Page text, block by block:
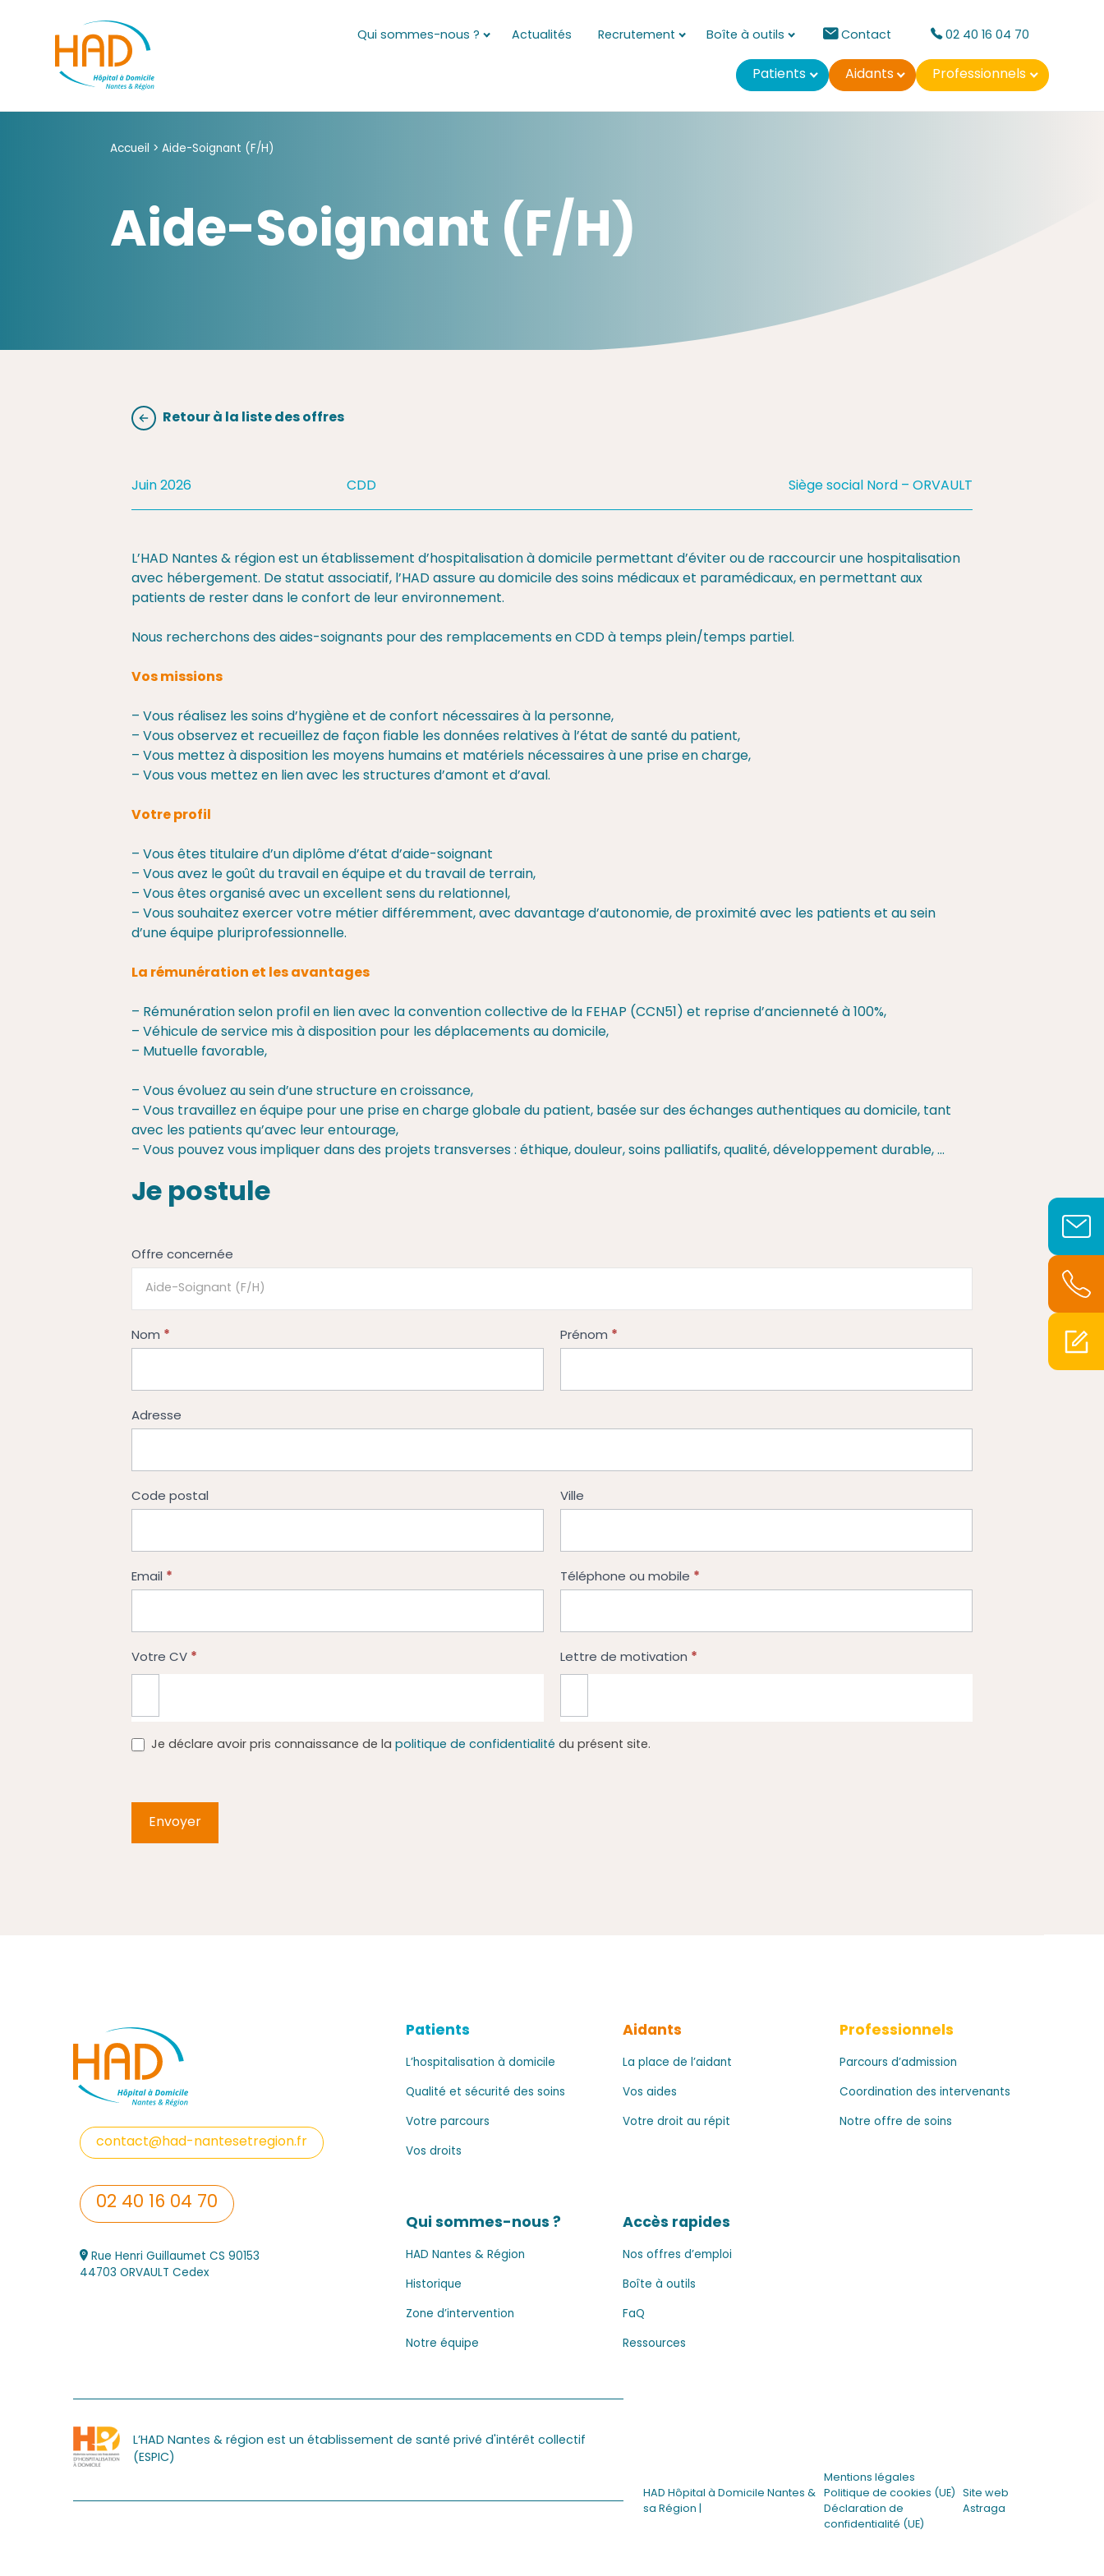
Qui sommes-nous ? Actualités Recrutement Boîte à outils Contact 02 40 16 04 70
Patients Aidants Professionnels
Accueil >Aide-Soignant (F/H)
Aide-Soignant (F/H)
Retour à la liste des offres
Juin 2026 CDD Siège social Nord – ORVAULT
L’HAD Nantes & région est un établissement d’hospitalisation à domicile permettant d’éviter ou de raccourcir une hospitalisation
avec hébergement. De statut associatif, l’HAD assure au domicile des soins médicaux et paramédicaux, en permettant aux
patients de rester dans le confort de leur environnement.
Nous recherchons des aides-soignants pour des remplacements en CDD à temps plein/temps partiel.
Vos missions
– Vous réalisez les soins d’hygiène et de confort nécessaires à la personne,
– Vous observez et recueillez de façon fiable les données relatives à l’état de santé du patient,
– Vous mettez à disposition les moyens humains et matériels nécessaires à une prise en charge,
– Vous vous mettez en lien avec les structures d’amont et d’aval.
Votre profil
– Vous êtes titulaire d’un diplôme d’état d’aide-soignant
– Vous avez le goût du travail en équipe et du travail de terrain,
– Vous êtes organisé avec un excellent sens du relationnel,
– Vous souhaitez exercer votre métier différemment, avec davantage d’autonomie, de proximité avec les patients et au sein
d’une équipe pluriprofessionnelle.
La rémunération et les avantages
– Rémunération selon profil en lien avec la convention collective de la FEHAP (CCN51) et reprise d’ancienneté à 100%,
– Véhicule de service mis à disposition pour les déplacements au domicile,
– Mutuelle favorable,
– Vous évoluez au sein d’une structure en croissance,
– Vous travaillez en équipe pour une prise en charge globale du patient, basée sur des échanges authentiques au domicile, tant
avec les patients qu’avec leur entourage,
– Vous pouvez vous impliquer dans des projets transverses : éthique, douleur, soins palliatifs, qualité, développement durable, …
Je postule
Candidature
Offre concernée
Nom * Prénom *
Adresse
Code postal Ville
Email * Téléphone ou mobile *
Votre CV * Lettre de motivation *
Je déclare avoir pris connaissance de la politique de confidentialité du présent site.
Envoyer
contact@had-nantesetregion.fr
02 40 16 04 70
Rue Henri Guillaumet CS 90153
44703 ORVAULT Cedex
Patients
L’hospitalisation à domicile
Qualité et sécurité des soins
Votre parcours
Vos droits
Aidants
La place de l’aidant
Vos aides
Votre droit au répit
Professionnels
Parcours d’admission
Coordination des intervenants
Notre offre de soins
Qui sommes-nous ?
HAD Nantes & Région
Historique
Zone d’intervention
Notre équipe
Accès rapides
Nos offres d’emploi
Boîte à outils
FaQ
Ressources
L’HAD Nantes & région est un établissement de santé privé d'intérêt collectif
(ESPIC)
HAD Hôpital à Domicile Nantes &
sa Région
Mentions légales
Politique de cookies (UE)
Déclaration de
confidentialité (UE)
Site web
Astraga